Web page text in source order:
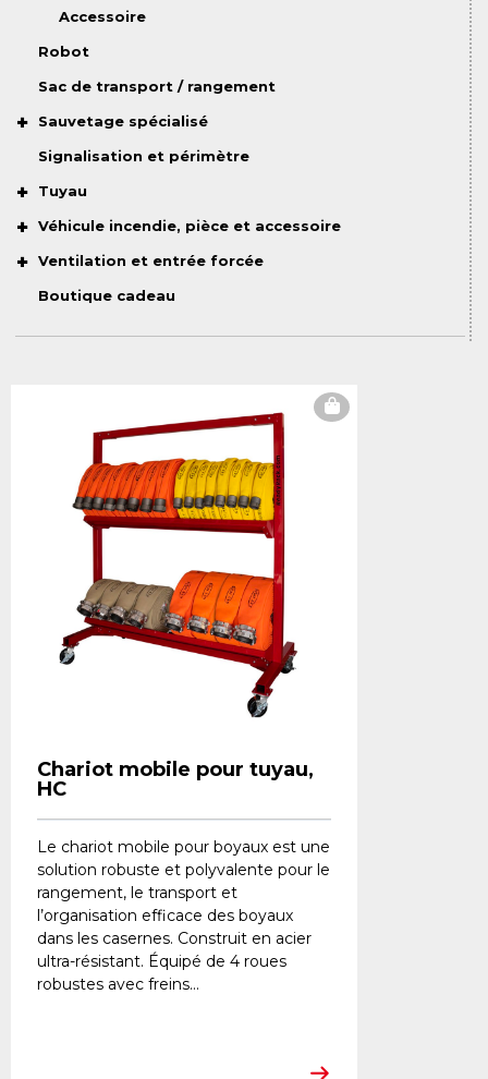
Accessoire
Robot
Sac de transport / rangement
Sauvetage spécialisé
Signalisation et périmètre
Tuyau
Véhicule incendie, pièce et accessoire
Ventilation et entrée forcée
Boutique cadeau
Chariot mobile pour tuyau,
HC
Le chariot mobile pour boyaux est une
solution robuste et polyvalente pour le
rangement, le transport et
l’organisation efficace des boyaux
dans les casernes. Construit en acier
ultra-résistant. Équipé de 4 roues
robustes avec freins...